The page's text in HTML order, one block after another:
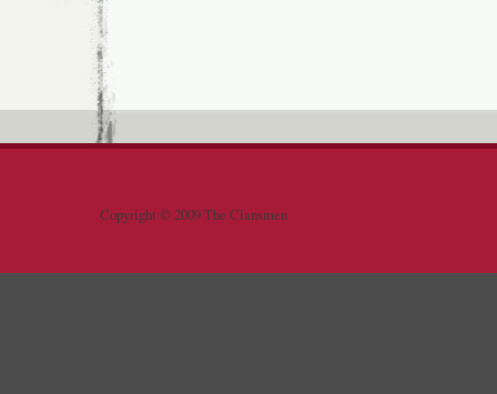
Copyright © 2009 The Clansmen